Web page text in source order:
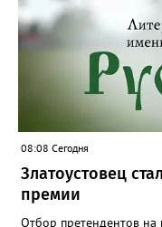
на Советской, 79.
08:08 Сегодня
Златоустовец
премии
Отбор претендентов на